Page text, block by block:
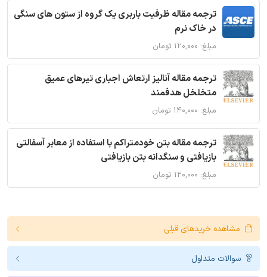
ترجمه مقاله ظرفیت باربری یک گروه از ستون های سنگی
در خاک نرم
مبلغ: ۱۲۰,۰۰۰ تومان
ترجمه مقاله آنالیز ارتعاش اجباری تیرهای عمیق
متخلخل هدفمند
مبلغ: ۱۴۰,۰۰۰ تومان
ترجمه مقاله بتن خودمتراکم با استفاده از معابر آسفالتی
بازیافتی و سنگدانه بتن بازیافتی
مبلغ: ۱۲۰,۰۰۰ تومان
مشاهده خریدهای قبلی
سوالات متداول